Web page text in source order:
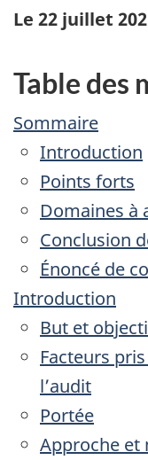
Le 22 juillet
Table des
Sommaire
Introduction
Points forts
Domaines à
Conclusion
Énoncé de
Introduction
But et
Facteurs
l’audit
Portée
Approche et